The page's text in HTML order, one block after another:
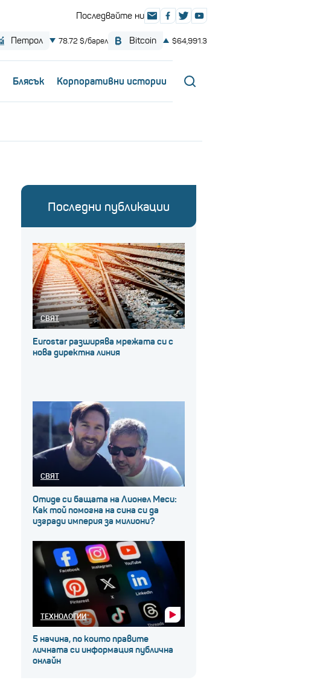
Блясък Корпоративни истории
Последни публикации
СВЯТ
Eurostar разширява мрежата си с
нова директна линия
СВЯТ
Отиде си бащата на Лионел Меси:
Как той помогна на сина си да
изгради империя за милиони?
ТЕХНОЛОГИИ
5 начина, по които правите
личната си информация публична
онлайн